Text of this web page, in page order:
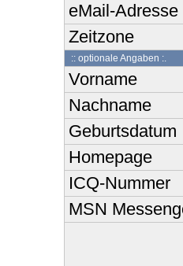
eMail-Adresse
Zeitzone
:: optionale Angaben :.
Vorname
Nachname
Geburtsdatum
Homepage
ICQ-Nummer
MSN